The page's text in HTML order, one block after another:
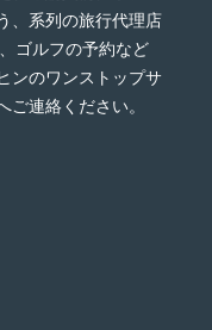
、系列の旅行代理店
ゴルフの予約など
ンのワンストップサ
連絡ください。